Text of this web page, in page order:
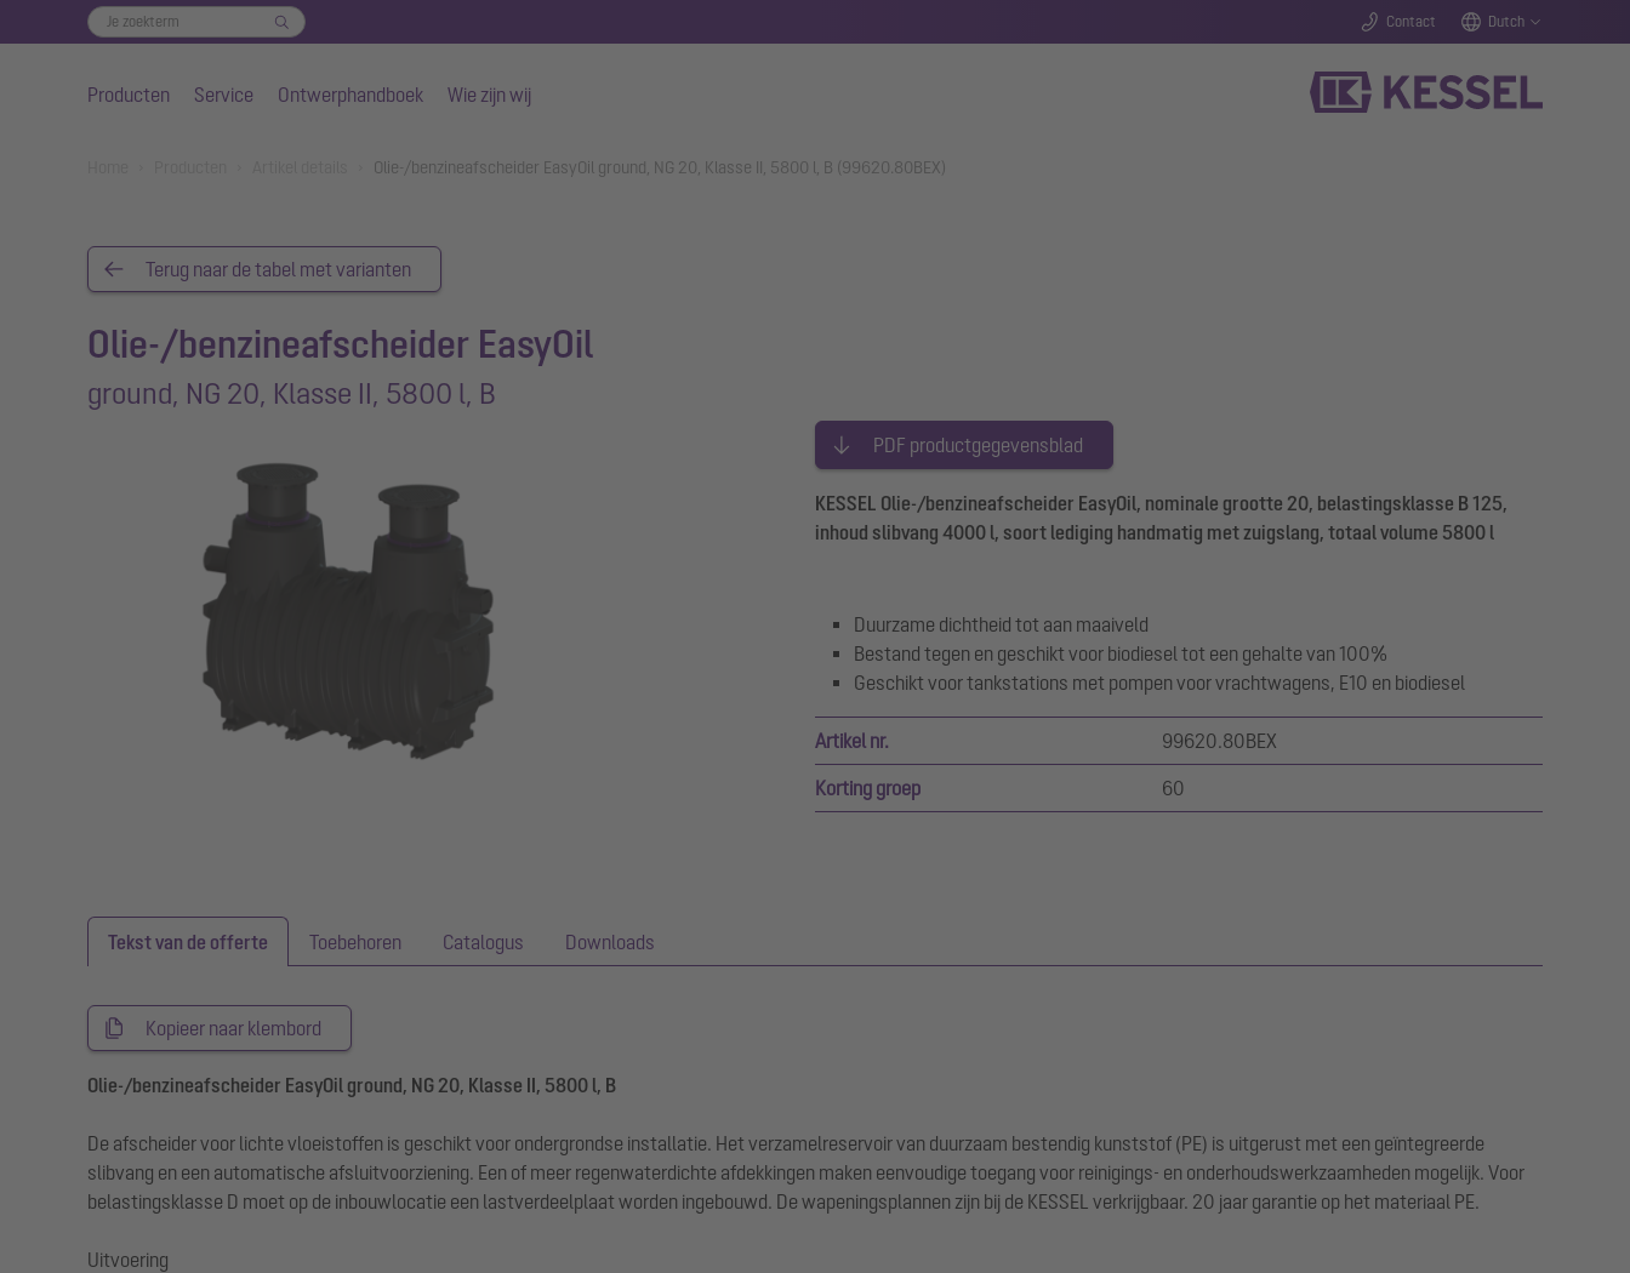
Contact Dutch
Producten Service Ontwerphandboek Wie zijn wij
Olie-/benzineafscheider EasyOil ground, NG 20, Klasse II, 5800 l, B (99620.80BEX)
Terug naar de tabel met varianten
Olie-/benzineafscheider EasyOil
ground, NG 20, Klasse II, 5800 l, B
PDF productgegevensblad
KESSEL Olie-/benzineafscheider EasyOil, nominale grootte 20, belastingsklasse B 125,
inhoud slibvang 4000 l, soort lediging handmatig met zuigslang, totaal volume 5800 l
Duurzame dichtheid tot aan maaiveld
Bestand tegen en geschikt voor biodiesel tot een gehalte van 100%
Geschikt voor tankstations met pompen voor vrachtwagens, E10 en biodiesel
Artikel nr. 99620.80BEX
Korting groep 60
Tekst van de offerte Toebehoren Catalogus Downloads
Kopieer naar klembord
Olie-/benzineafscheider EasyOil ground, NG 20, Klasse II, 5800 l, B
De afscheider voor lichte vloeistoffen is geschikt voor ondergrondse installatie. Het verzamelreservoir van duurzaam bestendig kunststof (PE) is uitgerust met een geïntegreerde
slibvang en een automatische afsluitvoorziening. Een of meer regenwaterdichte afdekkingen maken eenvoudige toegang voor reinigings- en onderhoudswerkzaamheden mogelijk. Voor
belastingsklasse D moet op de inbouwlocatie een lastverdeelplaat worden ingebouwd. De wapeningsplannen zijn bij de KESSEL verkrijgbaar. 20 jaar garantie op het materiaal PE.
Uitvoering